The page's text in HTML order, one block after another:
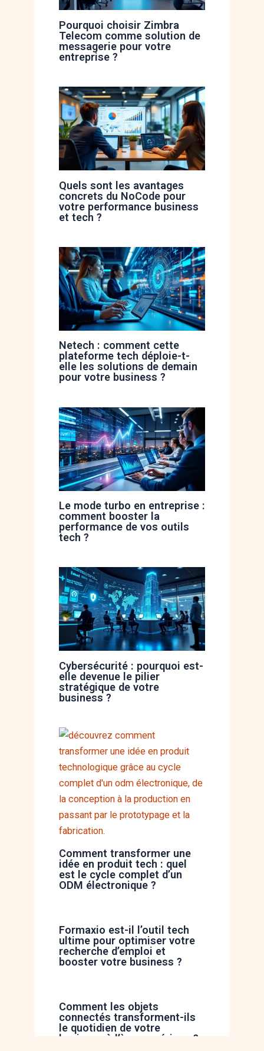
Pourquoi choisir Zimbra
Telecom comme solution de
messagerie pour votre
entreprise ?
Quels sont les avantages
concrets du NoCode pour
votre performance business
et tech ?
Netech : comment cette
plateforme tech déploie-t-
elle les solutions de demain
pour votre business ?
Le mode turbo en entreprise :
comment booster la
performance de vos outils
tech ?
Cybersécurité : pourquoi est-
elle devenue le pilier
stratégique de votre
business ?
Comment transformer une
idée en produit tech : quel
est le cycle complet d’un
ODM électronique ?
Formaxio est-il l’outil tech
ultime pour optimiser votre
recherche d’emploi et
booster votre business ?
Comment les objets
connectés transforment-ils
le quotidien de votre
business à l’ère numérique ?